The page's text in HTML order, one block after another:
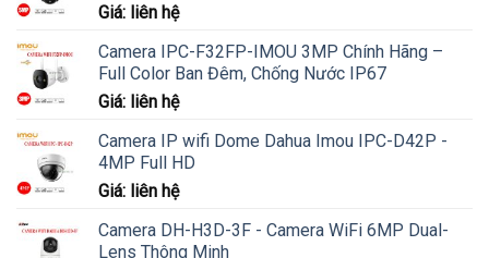
Giá: liên hệ
Camera IPC-F32FP-IMOU 3MP Chính Hãng –
Full Color Ban Đêm, Chống Nước IP67
Giá: liên hệ
Camera IP wifi Dome Dahua Imou IPC-D42P -
4MP Full HD
Giá: liên hệ
Camera DH-H3D-3F - Camera WiFi 6MP Dual-
Lens Thông Minh